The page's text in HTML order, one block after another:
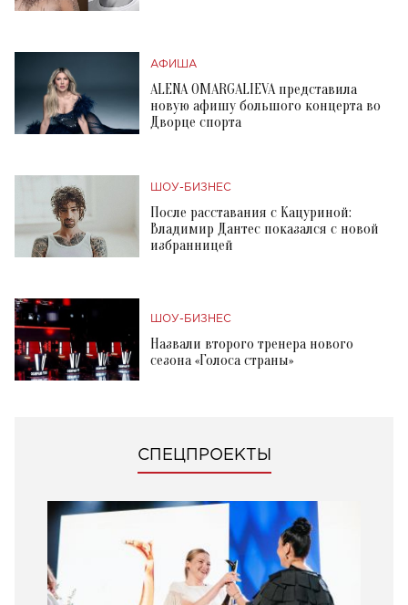
АФИША
ALENA OMARGALIEVA представила
новую афишу большого концерта во
Дворце спорта
ШОУ-БИЗНЕС
После расставания с Кацуриной:
Владимир Дантес показался с новой
избранницей
ШОУ-БИЗНЕС
Назвали второго тренера нового
сезона «Голоса страны»
СПЕЦПРОЕКТЫ